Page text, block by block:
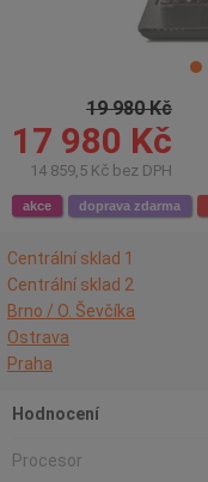
19 980 Kč
17 980 Kč
14 859,5 Kč bez DPH
akce doprava zdarma
Centrální sklad 1
Centrální sklad 2
Brno / O. Ševčíka
Ostrava
Praha
Hodnocení
Procesor